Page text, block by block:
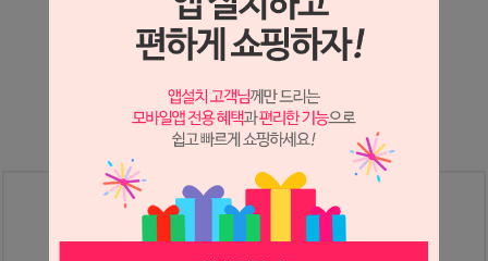
상세 정보를 확대해 보실 수 있습니다.
※ 필독해주세요 ※
장미는 시세 변동에 따라 가격이 달라질 수 있으니